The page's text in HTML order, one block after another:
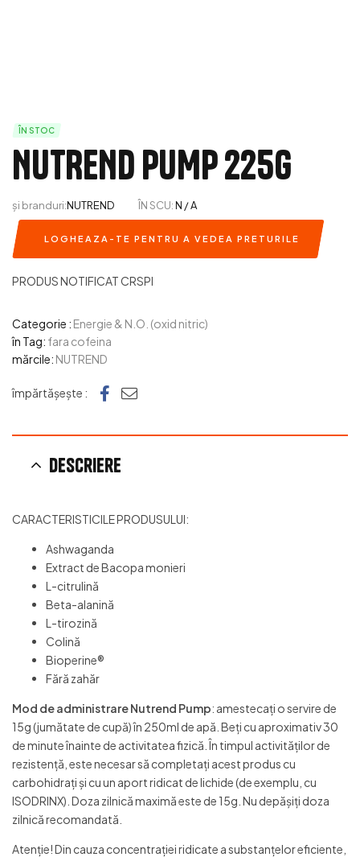
ÎN STOC
NUTREND PUMP 225g
și branduri:NUTREND ÎN SCU:N / A
LOGHEAZA-TE PENTRU A VEDEA PRETURILE
PRODUS NOTIFICAT CRSPI
Categorie : Energie & N.O. (oxid nitric)
în Tag: fara cofeina
mărcile: NUTREND
împărtășește : Facebook
e-mail
Descriere
CARACTERISTICILE PRODUSULUI:
Ashwaganda
Extract de Bacopa monieri
L-citrulină
Beta-alanină
L-tirozină
Colină
Bioperine®
Fără zahăr
Mod de administrare Nutrend Pump: amestecați o servire de
15g (jumătate de cupă) în 250ml de apă. Beți cu aproximativ 30
de minute înainte de activitatea fizică. În timpul activităților de
rezistență, este necesar să completați acest produs cu
carbohidrați și cu un aport ridicat de lichide (de exemplu, cu
ISODRINX). Doza zilnică maximă este de 15g. Nu depășiți doza
zilnică recomandată.
Atenție! Din cauza concentrației ridicate a substanțelor eficiente,